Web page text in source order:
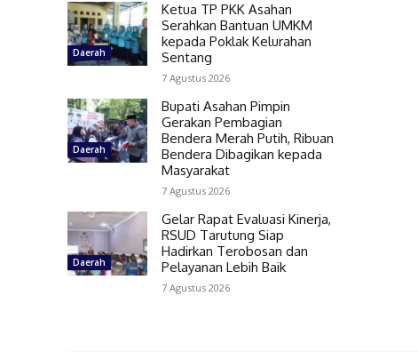
Daerah
Ketua TP PKK Asahan
Serahkan Bantuan UMKM
kepada Poklak Kelurahan
Sentang
7 Agustus 2026
Daerah
Bupati Asahan Pimpin
Gerakan Pembagian
Bendera Merah Putih, Ribuan
Bendera Dibagikan kepada
Masyarakat
7 Agustus 2026
Daerah
Gelar Rapat Evaluasi Kinerja,
RSUD Tarutung Siap
Hadirkan Terobosan dan
Pelayanan Lebih Baik
7 Agustus 2026